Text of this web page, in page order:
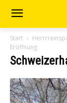
Start
Eröffnung